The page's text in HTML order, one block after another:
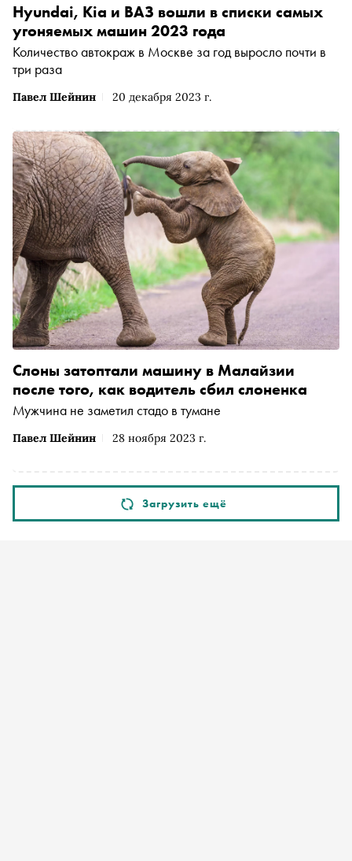
Павел Шейнин 20 декабря 2023 г.
Hyundai, Kia и ВАЗ вошли в списки самых
угоняемых машин 2023 года
Количество автокраж в Москве за год выросло почти в
три раза
Павел Шейнин 28 ноября 2023 г.
Слоны затоптали машину в Малайзии
после того, как водитель сбил слоненка
Мужчина не заметил стадо в тумане
Загрузить ещё